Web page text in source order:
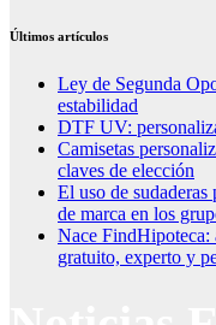
Últimos artículos
Ley de Segunda
estabilidad
DTF UV:
Camisetas
claves de elección
El uso de sudaderas
de marca en los
Nace FindHipoteca:
gratuito, experto y